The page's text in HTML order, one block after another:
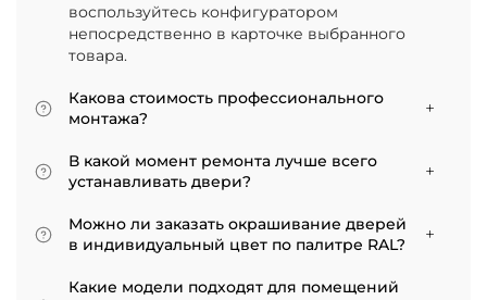
воспользуйтесь конфигуратором
непосредственно в карточке выбранного
товара.
Какова стоимость профессионального
монтажа?
Итоговая сумма зависит от типа отделки
двери и габаритов проема. Минимальная
цена за установку стандартной двери с
покрытием «экошпон» начинается от 5000
рублей.
В какой момент ремонта лучше всего
устанавливать двери?
Мы советуем приступать к монтажу после
того, как уложено напольное покрытие. В
противном случае из-за изменения уровня
пола полотно может не подойти по высоте, и
Можно ли заказать окрашивание дверей
в индивидуальный цвет по палитре RAL?
Какие модели подходят для помещений